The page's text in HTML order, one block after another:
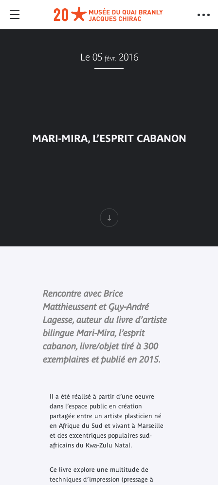
Le 05 févr. 2016
MARI-MIRA, L’ESPRIT CABANON
Rencontre avec Brice
Matthieussent et Guy-André
Lagesse, auteur du livre d’artiste
bilingue Mari-Mira, l’esprit
cabanon, livre/objet tiré à 300
exemplaires et publié en 2015.
Il a été réalisé à partir d’une oeuvre
dans l’espace public en création
partagée entre un artiste plasticien né
en Afrique du Sud et vivant à Marseille
et des excentriques populaires sud-
africains du Kwa-Zulu Natal.
Ce livre explore une multitude de
techniques d’impression (pressage à